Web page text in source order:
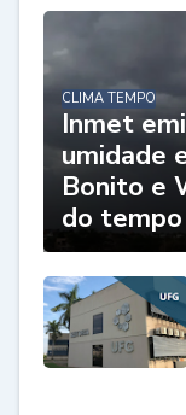
CLIMA TEMPO
Inmet
umidade
Bonito e
do tempo